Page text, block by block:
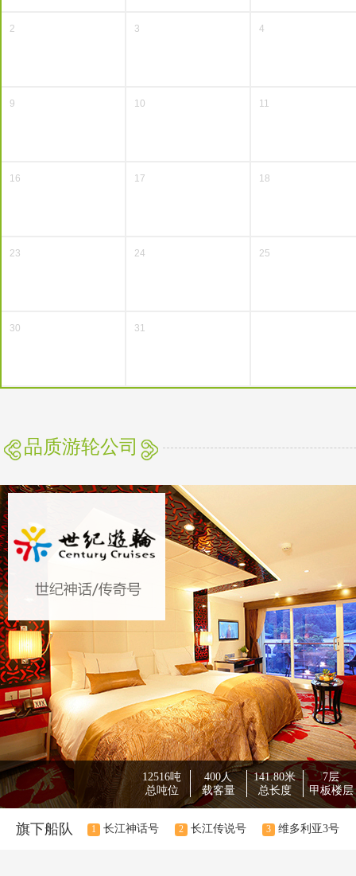
2 3 4
9 10 11
16 17 18
23 24 25
30 31
品质游轮公司
12516吨
总吨位
400人
载客量
141.80米
总长度
7层
甲板楼层
旗下船队 1 长江神话号 2 长江传说号 3 维多利亚3号